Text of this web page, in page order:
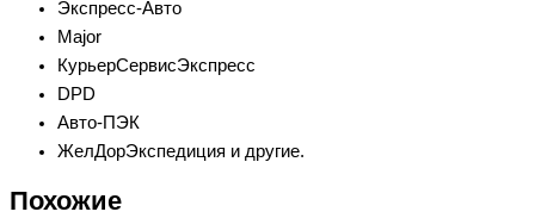
Экспресс-Авто
Major
КурьерСервисЭкспресс
DPD
Авто-ПЭК
ЖелДорЭкспедиция и другие.
Похожие